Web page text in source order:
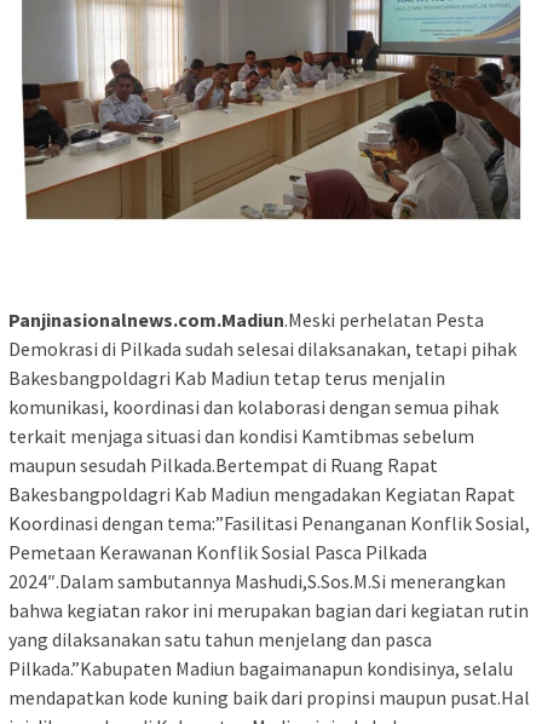
Panjinasionalnews.com.Madiun.Meski perhelatan Pesta
Demokrasi di Pilkada sudah selesai dilaksanakan, tetapi pihak
Bakesbangpoldagri Kab Madiun tetap terus menjalin
komunikasi, koordinasi dan kolaborasi dengan semua pihak
terkait menjaga situasi dan kondisi Kamtibmas sebelum
maupun sesudah Pilkada.Bertempat di Ruang Rapat
Bakesbangpoldagri Kab Madiun mengadakan Kegiatan Rapat
Koordinasi dengan tema:”Fasilitasi Penanganan Konflik Sosial,
Pemetaan Kerawanan Konflik Sosial Pasca Pilkada
2024″.Dalam sambutannya Mashudi,S.Sos.M.Si menerangkan
bahwa kegiatan rakor ini merupakan bagian dari kegiatan rutin
yang dilaksanakan satu tahun menjelang dan pasca
Pilkada.”Kabupaten Madiun bagaimanapun kondisinya, selalu
mendapatkan kode kuning baik dari propinsi maupun pusat.Hal